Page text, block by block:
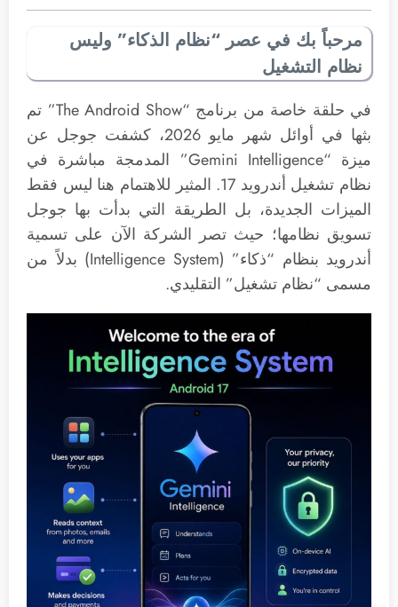
مرحباً بك في عصر “نظام الذكاء” وليس
نظام التشغيل
في حلقة خاصة من برنامج “The Android Show” تم
بثها في أوائل شهر مايو 2026، كشفت جوجل عن
ميزة “Gemini Intelligence” المدمجة مباشرة في
نظام تشغيل أندرويد 17. المثير للاهتمام هنا ليس فقط
الميزات الجديدة، بل الطريقة التي بدأت بها جوجل
تسويق نظامها؛ حيث تصر الشركة الآن على تسمية
أندرويد بنظام “ذكاء” (Intelligence System) بدلاً من
مسمى “نظام تشغيل” التقليدي.